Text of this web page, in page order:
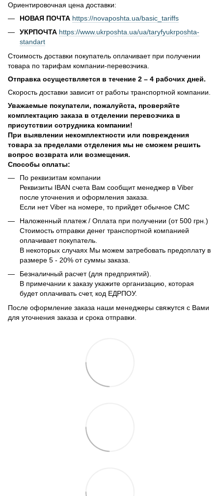
Ориентировочная цена доставки:
НОВАЯ ПОЧТА https://novaposhta.ua/basic_tariffs
УКРПОЧТА https://www.ukrposhta.ua/ua/taryfyukrposhta-
standart
Стоимость доставки покупатель оплачивает при получении
товара по тарифам компании-перевозчика.
Отправка осуществляется в течение 2 – 4 рабочих дней.
Скорость доставки зависит от работы транспортной компании.
Уважаемые покупатели, пожалуйста, проверяйте
комплектацию заказа в отделении перевозчика в
присутствии сотрудника компании!
При выявлении некомплектности или повреждения
товара за пределами отделения мы не сможем решить
вопрос возврата или возмещения.
Способы оплаты:
По реквизитам компании
Реквизиты IBAN счета Вам сообщит менеджер в Viber
после уточнения и оформления заказа.
Если нет Viber на номере, то прийдет обычное СМС
Наложенный платеж / Оплата при получении (от 500 грн.)
Стоимость отправки денег транспортной компанией
оплачивает покупатель.
В некоторых случаях Мы можем затребовать предоплату в
размере 5 - 20% от суммы заказа.
Безналичный расчет (для предприятий).
В примечании к заказу укажите организацию, которая
будет оплачивать счет, код ЕДРПОУ.
После оформление заказа наши менеджеры свяжутся с Вами
для уточнения заказа и срока отправки.